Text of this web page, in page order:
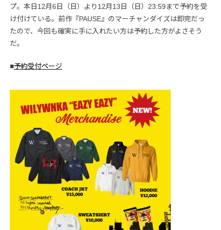
プ。本日12月6日（日）より12月13日（日）23:59まで予約を受
け付けている。前作『PAUSE』のマーチャンダイズは即完だっ
たので、今回も確実に手に入れたい方は予約した方がよさそう
だ。
■予約受付ページ